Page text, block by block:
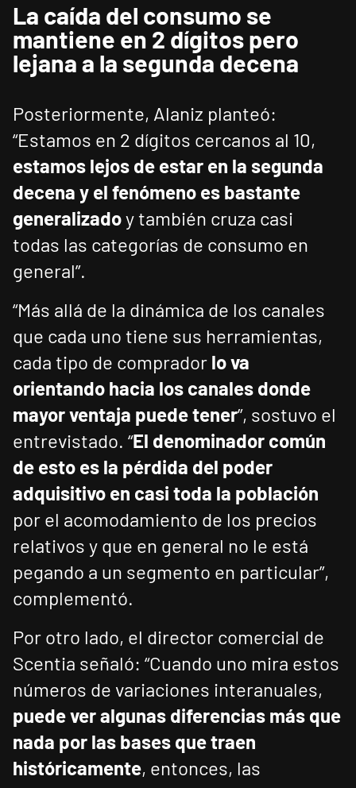
La caída del consumo se
mantiene en 2 dígitos pero
lejana a la segunda decena
Posteriormente, Alaniz planteó:
“Estamos en 2 dígitos cercanos al 10,
estamos lejos de estar en la segunda
decena y el fenómeno es bastante
generalizadoy también cruza casi
todas las categorías de consumo en
general”.
“Más allá de la dinámica de los canales
que cada uno tiene sus herramientas,
cada tipo de comprador lo va
orientando hacia los canales donde
mayor ventaja puede tener”, sostuvo el
entrevistado. “El denominador común
de esto es la pérdida del poder
adquisitivo en casi toda la población
por el acomodamiento de los precios
relativos y que en general no le está
pegando a un segmento en particular”,
complementó.
Por otro lado, el director comercial de
Scentia señaló: “Cuando uno mira estos
números de variaciones interanuales,
puede ver algunas diferencias más que
nada por las bases que traen
históricamente, entonces, las